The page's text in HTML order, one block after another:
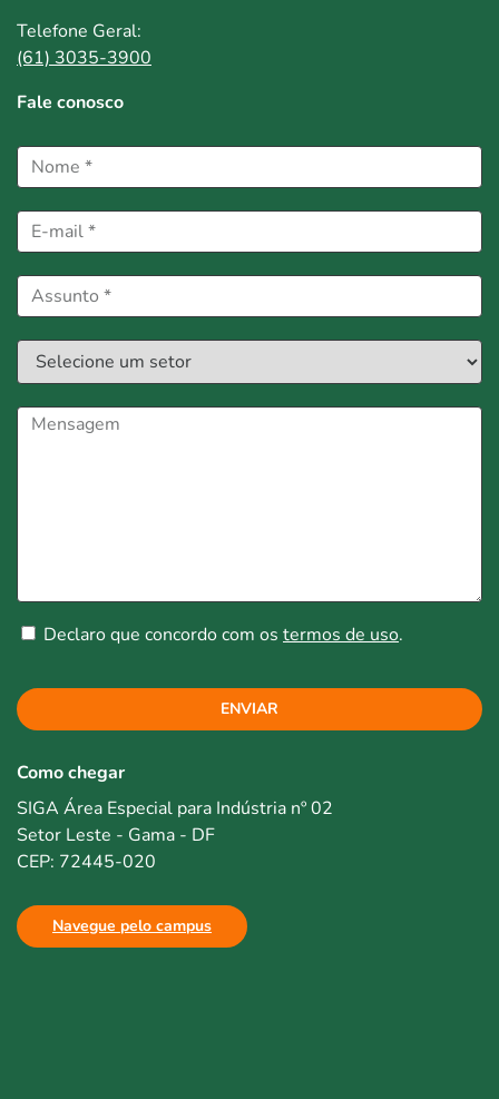
Telefone Geral:
(61) 3035-3900
Fale conosco
Declaro que concordo com os termos de uso.
ENVIAR
Como chegar
SIGA Área Especial para Indústria nº 02
Setor Leste - Gama - DF
CEP: 72445-020
Navegue pelo campus